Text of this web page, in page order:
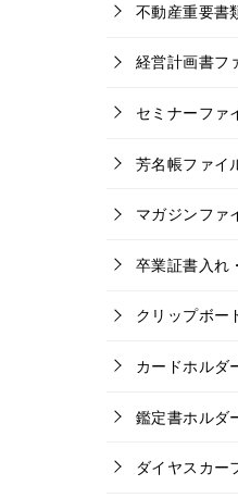
不動産重要書
経営計画書フ
セミナーファ
芳名帳ファイ
マガジンファ
卒業証書入れ
クリップボー
カードホルダ
鑑定書ホルダ
ダイヤスカー